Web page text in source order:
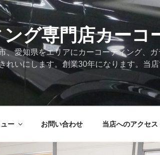
グ専門店カーコ
、愛知県をエリアにカーコーティング、
れいにします。創業30年になります。当
ー お問い合わせ 当店へのアクセス